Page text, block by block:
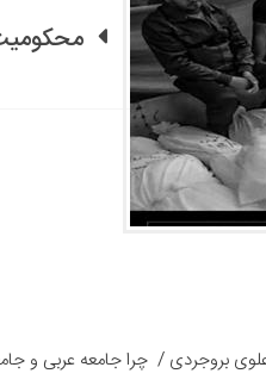
بروجردی / چرا جامعه عربی و